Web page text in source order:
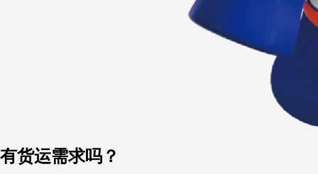
有货运需求吗？